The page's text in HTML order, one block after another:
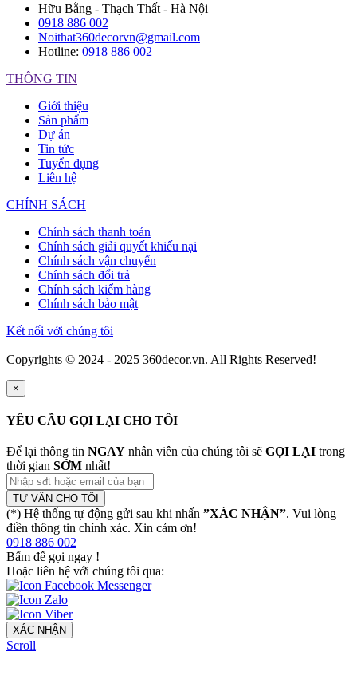
Hữu Bằng - Thạch Thất - Hà Nội
0918 886 002
Noithat360decorvn@gmail.com
Hotline: 0918 886 002
THÔNG TIN
Giới thiệu
Sản phẩm
Dự án
Tin tức
Tuyển dụng
Liên hệ
CHÍNH SÁCH
Chính sách thanh toán
Chính sách giải quyết khiếu nại
Chính sách vận chuyển
Chính sách đổi trả
Chính sách kiểm hàng
Chính sách bảo mật
Kết nối với chúng tôi
Copyrights © 2024 - 2025 360decor.vn. All Rights Reserved!
×
YÊU CẦU GỌI LẠI CHO TÔI
Để lại thông tin NGAY nhân viên của chúng tôi sẽ GỌI LẠI trong
thời gian SỚM nhất!
TƯ VẤN CHO TÔI
(*) Hệ thống tự động gửi sau khi nhấn ”XÁC NHẬN”. Vui lòng
điền thông tin chính xác. Xin cảm ơn!
0918 886 002
Bấm để gọi ngay !
Hoặc liên hệ với chúng tôi qua:
XÁC NHẬN
Scroll